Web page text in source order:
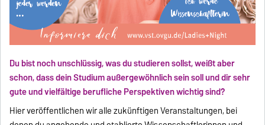
Du bist noch unschlüssig, was du studieren sollst, weißt aber
schon, dass dein Studium außergewöhnlich sein soll und dir sehr
gute und vielfältige berufliche Perspektiven wichtig sind?
Hier veröffentlichen wir alle zukünftigen Veranstaltungen, bei